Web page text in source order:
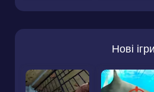
Нові ігри